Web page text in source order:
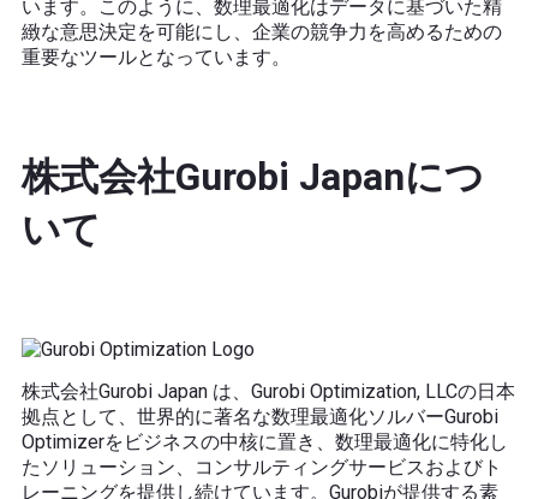
います。このように、数理最適化はデータに基づいた精
緻な意思決定を可能にし、企業の競争力を高めるための
重要なツールとなっています。
株式会社Gurobi Japanにつ
いて
株式会社Gurobi Japan は、Gurobi Optimization, LLCの日本
拠点として、世界的に著名な数理最適化ソルバーGurobi
Optimizerをビジネスの中核に置き、数理最適化に特化し
たソリューション、コンサルティングサービスおよびト
レーニングを提供し続けています。Gurobiが提供する素